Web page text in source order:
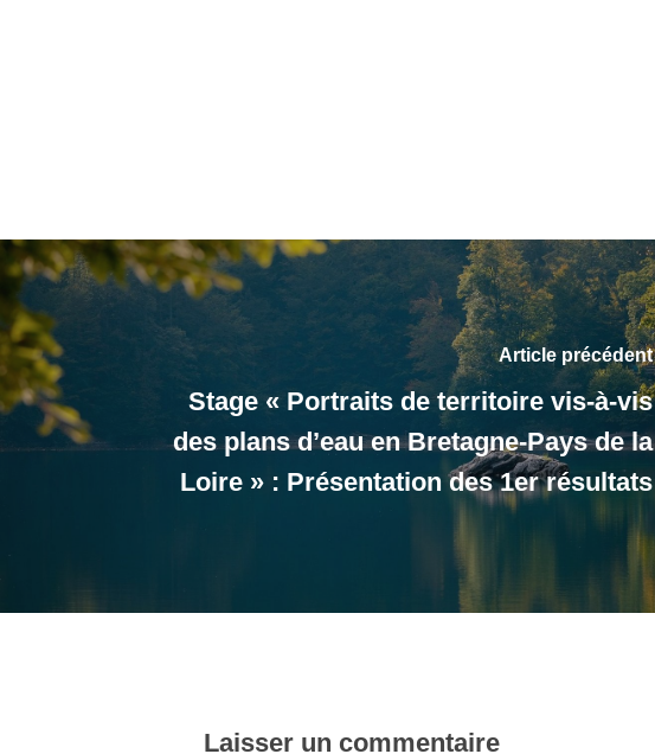
Article précédent
Stage « Portraits de territoire vis-à-vis
des plans d’eau en Bretagne-Pays de la
Loire » : Présentation des 1er résultats
Laisser un commentaire